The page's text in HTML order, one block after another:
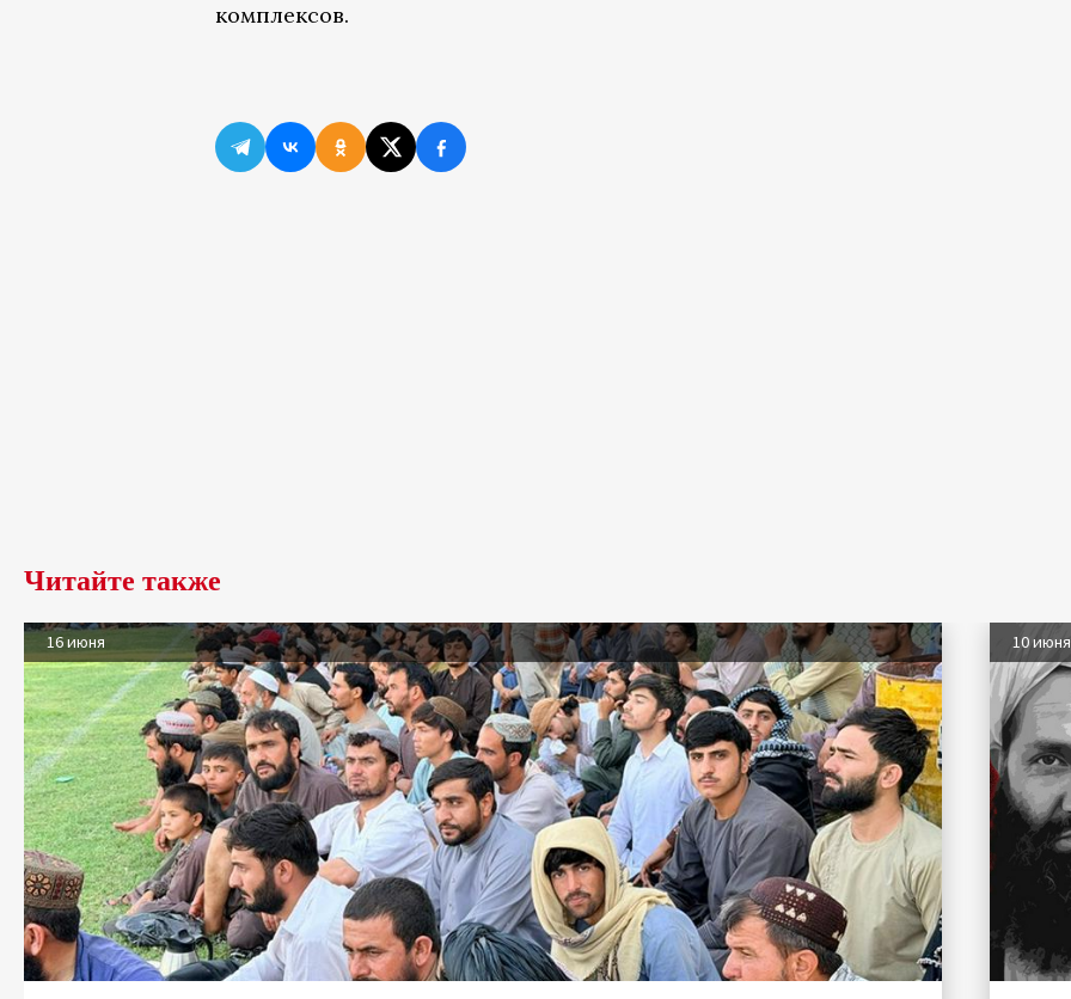
комплексов.
Читайте также
16 июня 10 июня